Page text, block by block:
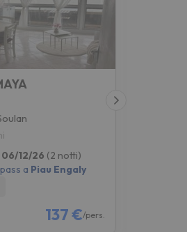
12/26 (2 notti)
a Piau Engaly
137 €/pers.